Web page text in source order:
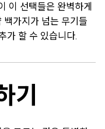
이 선택들은 완벽하게
백가지가 넘는 무기들
가 할 수 있습니다.
기